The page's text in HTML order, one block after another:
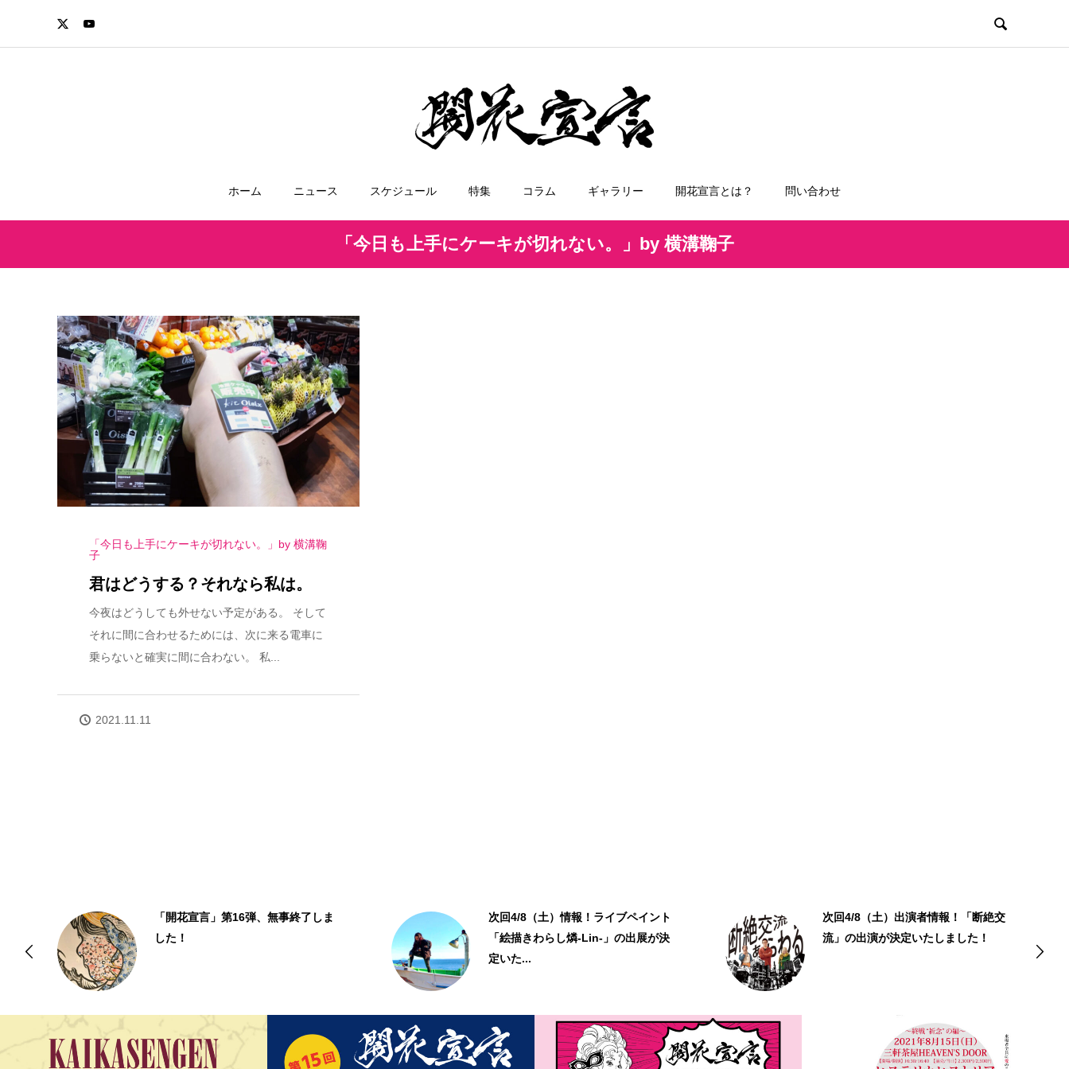

ホーム ニュース スケジュール 特集 コラム ギャラリー 開花宣言とは？ 問い合わせ
「今日も上手にケーキが切れない。」by 横溝鞠子
「今日も上手にケーキが切れない。」by 横溝鞠
子
君はどうする？それなら私は。
今夜はどうしても外せない予定がある。 そして
それに間に合わせるためには、次に来る電車に
乗らないと確実に間に合わない。 私...
2021.11.11
「開花宣言」第16弾、無事終了しま
した！
次回4/8（土）情報！ライブペイント
「絵描きわらし燐-Lin-」の出展が決
定いた...
次回4/8（土）出演者情報！「断絶交
流」の出演が決定いたしました！